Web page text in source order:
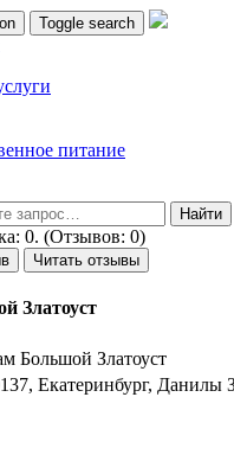
Toggle search
питание
0. (Отзывов: 0)
Читать отзывы
Златоуст
Большой Златоуст
Екатеринбург, Данилы